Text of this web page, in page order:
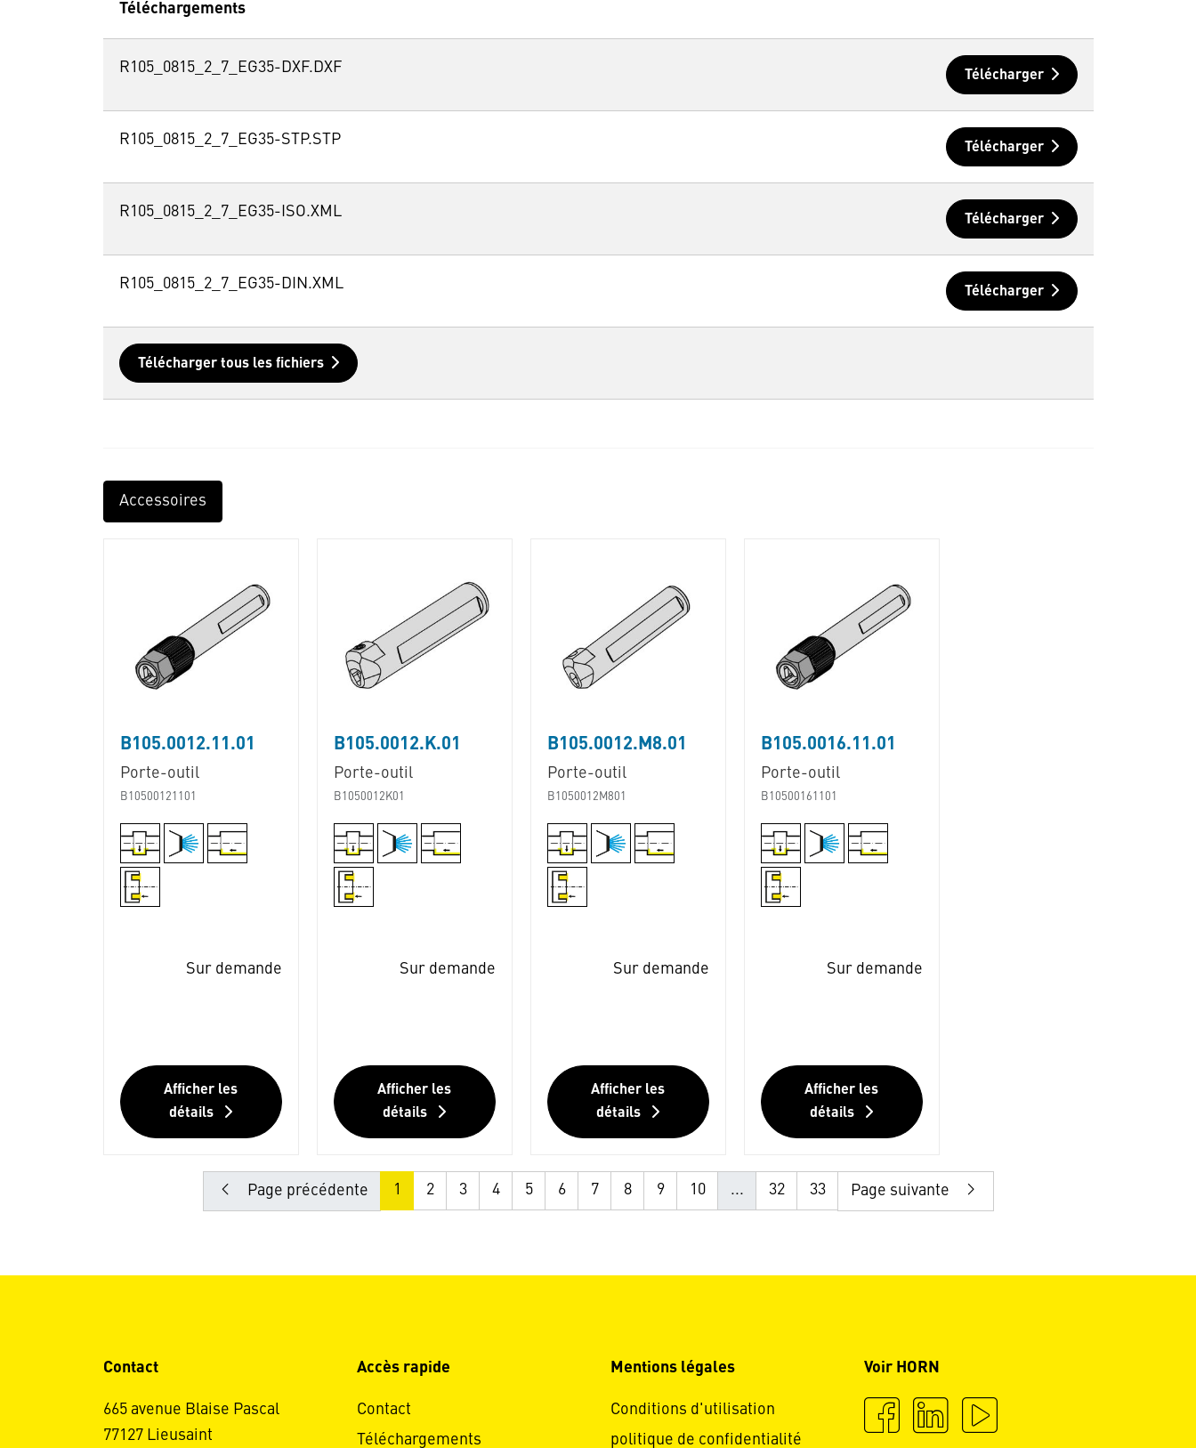
Téléchargements
R105_0815_2_7_EG35-DXF.DXF Télécharger
R105_0815_2_7_EG35-STP.STP Télécharger
R105_0815_2_7_EG35-ISO.XML Télécharger
R105_0815_2_7_EG35-DIN.XML Télécharger
Télécharger tous les fichiers
Accessoires
B105.0012.11.01
Porte-outil
B10500121101
Sur demande
Afficher les
détails
B105.0012.K.01
Porte-outil
B1050012K01
Sur demande
Afficher les
détails
B105.0012.M8.01
Porte-outil
B1050012M801
Sur demande
Afficher les
détails
B105.0016.11.01
Porte-outil
B10500161101
Sur demande
Afficher les
détails
Page précédente 1 2 3 4 5 6 7 8 9 10 ... 32 33 Page suivante
Contact
665 avenue Blaise Pascal
77127 Lieusaint
Accès rapide
Contact
Téléchargements
Mentions légales
Conditions d'utilisation
politique de confidentialité
Voir HORN